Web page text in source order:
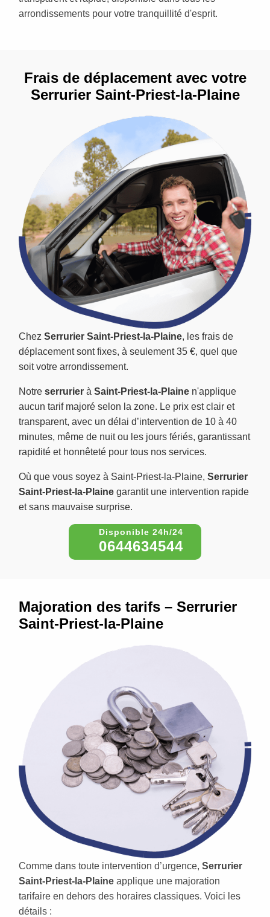
arrondissements pour votre tranquillité d'esprit.
Chez Serrurier Saint-Priest-la-Plaine, les frais de
déplacement sont fixes, à seulement 35 €, quel que
soit votre arrondissement.
Notre serrurier à Saint-Priest-la-Plaine n'applique
aucun tarif majoré selon la zone. Le prix est clair et
transparent, avec un délai d’intervention de 10 à 40
minutes, même de nuit ou les jours fériés, garantissant
rapidité et honnêteté pour tous nos services.
Où que vous soyez à Saint-Priest-la-Plaine, Serrurier
Saint-Priest-la-Plaine garantit une intervention rapide
et sans mauvaise surprise.
0644634544
Frais de déplacement avec votre
Serrurier Saint-Priest-la-Plaine
Majoration des tarifs – Serrurier
Saint-Priest-la-Plaine
Comme dans toute intervention d’urgence, Serrurier
Saint-Priest-la-Plaine applique une majoration
tarifaire en dehors des horaires classiques. Voici les
détails :